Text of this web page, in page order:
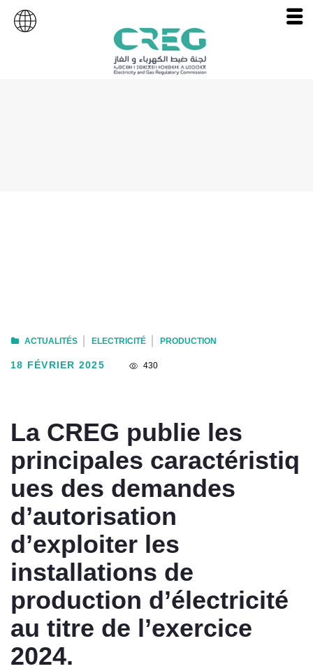
ACTUALITÉS ELECTRICITÉ PRODUCTION
18 FÉVRIER 2025 430
La CREG publie les
principales caractéristiq
ues des demandes
d’autorisation
d’exploiter les
installations de
production d’électricité
au titre de l’exercice
2024.